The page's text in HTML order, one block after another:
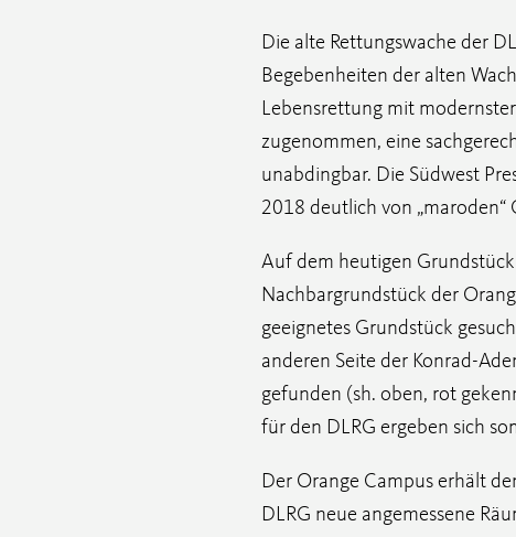
Die alte Rettungswache der
Begebenheiten der alten
Lebensrettung mit
zugenommen, eine
unabdingbar. Die Südwest
2018 deutlich von „maroden“
Auf dem heutigen
Nachbargrundstück der
geeignetes Grundstück
anderen Seite der Konrad-
gefunden (sh. oben, rot
für den DLRG ergeben sich
Der Orange Campus erhält
DLRG neue angemessene